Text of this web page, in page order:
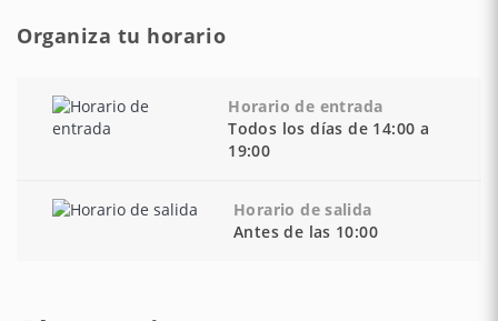
Organiza tu horario
Horario de entrada
Todos los días de 14:00 a
19:00
Horario de salida
Antes de las 10:00